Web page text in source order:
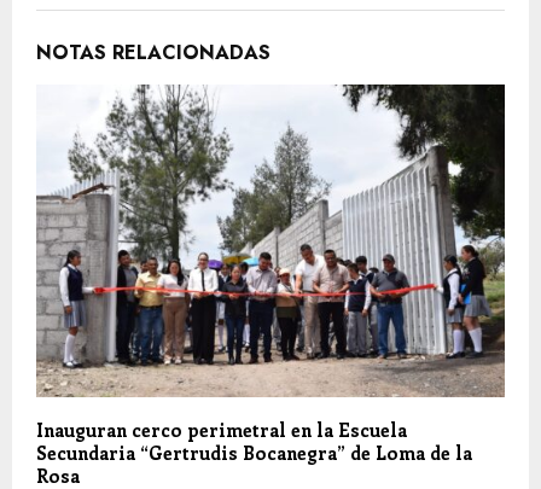
NOTAS RELACIONADAS
Inauguran cerco perimetral en la Escuela
Secundaria “Gertrudis Bocanegra” de Loma de la
Rosa